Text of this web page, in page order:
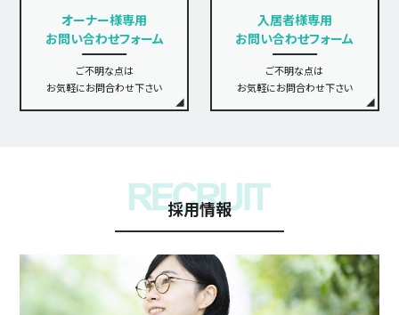
オーナー様専用
お問い合わせフォーム
ご不明な点は
お気軽にお問合わせ下さい
入居者様専用
お問い合わせフォーム
ご不明な点は
お気軽にお問合わせ下さい
採用情報